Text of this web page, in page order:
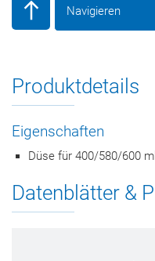
Navigieren
Produktdetails
Eigenschaften
Düse für 400/580/600
Datenblätter &